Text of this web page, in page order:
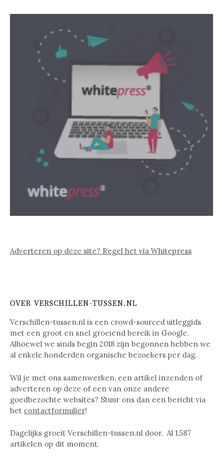
Adverteren op deze site? Regel het via Whitepress
OVER VERSCHILLEN-TUSSEN.NL
Verschillen-tussen.nl is een crowd-sourced uitleggids
met een groot en snel groeiend bereik in Google.
Alhoewel we sinds begin 2018 zijn begonnen hebben we
al enkele honderden organische bezoekers per dag.
Wil je met ons samenwerken, een artikel inzenden of
adverteren op deze of een van onze andere
goedbezochte websites? Stuur ons dan een bericht via
het contactformulier!
Dagelijks groeit Verschillen-tussen.nl door. Al 1,587
artikelen op dit moment.